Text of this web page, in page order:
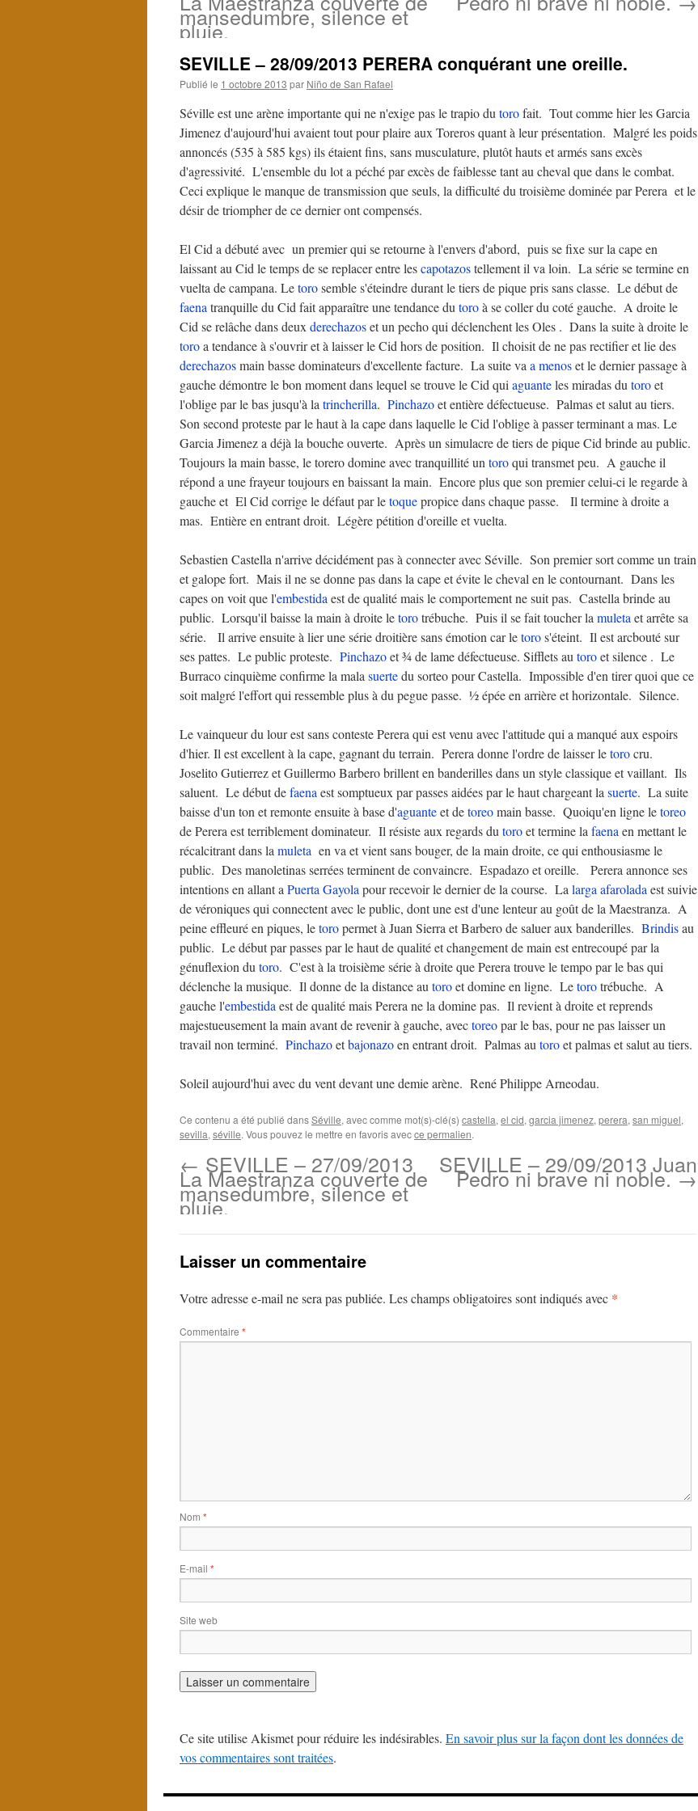
mansedumbre, silence et
pluie.
SEVILLE – 28/09/2013 PERERA conquérant une oreille.
Publié le 1 octobre 2013 par Niño de San Rafael
Séville est une arène importante qui ne n'exige pas le trapio du torofait. Tout comme hier les Garcia
Jimenez d'aujourd'hui avaient tout pour plaire aux Toreros quant à leur présentation. Malgré les poids
annoncés (535 à 585 kgs) ils étaient fins, sans musculature, plutôt hauts et armés sans excès
d'agressivité. L'ensemble du lot a péché par excès de faiblesse tant au cheval que dans le combat.
Ceci explique le manque de transmission que seuls, la difficulté du troisième dominée par Perera et le
désir de triompher de ce dernier ont compensés.
El Cid a débuté avec un premier qui se retourne à l'envers d'abord, puis se fixe sur la cape en
laissant au Cid le temps de se replacer entre lescapotazostellement il va loin. La série se termine en
vuelta de campana. Letorosemble s'éteindre durant le tiers de pique pris sans classe. Le début de
faena tranquille du Cid fait apparaître une tendance du toroà se coller du coté gauche. A droite le
Cid se relâche dans deux derechazoset un pecho qui déclenchent les Oles . Dans la suite à droite le
toroa tendance à s'ouvrir et à laisser le Cid hors de position. Il choisit de ne pas rectifier et lie des
derechazosmain basse dominateurs d'excellente facture. La suite va a menoset le dernier passage à
gauche démontre le bon moment dans lequel se trouve le Cid qui aguanteles miradas du toroet
l'oblige par le bas jusqu'à la trincherilla. Pinchazoet entière défectueuse. Palmas et salut au tiers.
Son second proteste par le haut à la cape dans laquelle le Cid l'oblige à passer terminant a mas. Le
Garcia Jimenez a déjà la bouche ouverte. Après un simulacre de tiers de pique Cid brinde au public.
Toujours la main basse, le torero domine avec tranquillité un toroqui transmet peu. A gauche il
répond a une frayeur toujours en baissant la main. Encore plus que son premier celui-ci le regarde à
gauche et El Cid corrige le défaut par letoquepropice dans chaque passe. Il termine à droite a
mas. Entière en entrant droit. Légère pétition d'oreille et vuelta.
Sebastien Castella n'arrive décidément pas à connecter avec Séville. Son premier sort comme un train
et galope fort. Mais il ne se donne pas dans la cape et évite le cheval en le contournant. Dans les
capes on voit que l'embestida est de qualité mais le comportement ne suit pas. Castella brinde au
public. Lorsqu'il baisse la main à droite letorotrébuche. Puis il se fait toucher la muleta et arrête sa
série. Il arrive ensuite à lier une série droitière sans émotion car letoros'éteint. Il est arcbouté sur
ses pattes. Le public proteste. Pinchazoet ¾ de lame défectueuse. Sifflets au toroet silence . Le
Burraco cinquième confirme la mala suertedu sorteo pour Castella. Impossible d'en tirer quoi que ce
soit malgré l'effort qui ressemble plus à du pegue passe. ½ épée en arrière et horizontale. Silence.
Le vainqueur du lour est sans conteste Perera qui est venu avec l'attitude qui a manqué aux espoirs
d'hier. Il est excellent à la cape, gagnant du terrain. Perera donne l'ordre de laisser letorocru.
Joselito Gutierrez et Guillermo Barbero brillent en banderilles dans un style classique et vaillant. Ils
saluent. Le début defaena est somptueux par passes aidées par le haut chargeant la suerte. La suite
baisse d'un ton et remonte ensuite à base d'aguanteet detoreomain basse. Quoiqu'en ligne letoreo
de Perera est terriblement dominateur. Il résiste aux regards du toroet termine la faena en mettant le
récalcitrant dans la muleta en va et vient sans bouger, de la main droite, ce qui enthousiasme le
public. Des manoletinas serrées terminent de convaincre. Espadazo et oreille. Perera annonce ses
intentions en allant a Puerta Gayola pour recevoir le dernier de la course. La larga afarolada est suivie
de véroniques qui connectent avec le public, dont une est d'une lenteur au goût de la Maestranza. A
peine effleuré en piques, letoropermet à Juan Sierra et Barbero de saluer aux banderilles. Brindisau
public. Le début par passes par le haut de qualité et changement de main est entrecoupé par la
génuflexion du toro. C'est à la troisième série à droite que Perera trouve le tempo par le bas qui
déclenche la musique. Il donne de la distance au toroet domine en ligne. Letorotrébuche. A
gauche l'embestida est de qualité mais Perera ne la domine pas. Il revient à droite et reprends
majestueusement la main avant de revenir à gauche, avectoreopar le bas, pour ne pas laisser un
travail non terminé. Pinchazoetbajonazoen entrant droit. Palmas au toroet palmas et salut au tiers.
Soleil aujourd'hui avec du vent devant une demie arène. René Philippe Arneodau.
Ce contenu a été publié dansSéville, avec comme mot(s)-clé(s) castella, el cid, garcia jimenez, perera, san miguel,
sevilla, séville. Vous pouvez le mettre en favoris avecce permalien.
← SEVILLE – 27/09/2013
La Maestranza couverte de
mansedumbre, silence et
pluie.
SEVILLE – 29/09/2013 Juan
Pedro ni brave ni noble.→
Laisser un commentaire
Votre adresse e-mail ne sera pas publiée. Les champs obligatoires sont indiqués avec *
Commentaire *
Nom *
E-mail *
Site web
Ce site utilise Akismet pour réduire les indésirables. En savoir plus sur la façon dont les données de
vos commentaires sont traitées.